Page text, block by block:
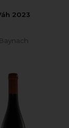
2023
Baynach